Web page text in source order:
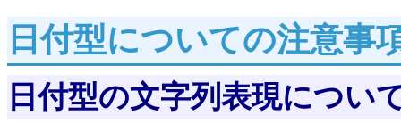
日付型についての注意事
日付型の文字列表現につい